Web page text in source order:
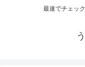
最速でチェッ